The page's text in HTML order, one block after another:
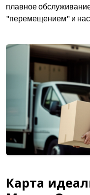
плавное
"перемещением" и
Карта